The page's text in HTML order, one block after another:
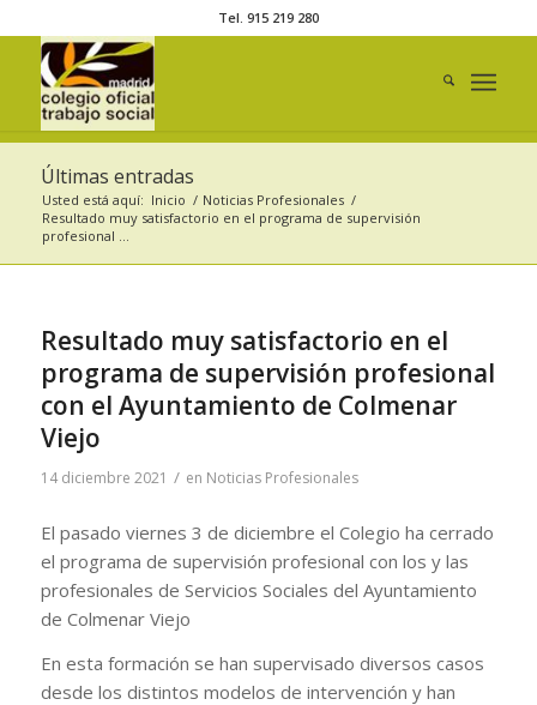
Tel. 915 219 280
Últimas entradas
Usted está aquí: Inicio / Noticias Profesionales /
Resultado muy satisfactorio en el programa de supervisión
profesional ...
Resultado muy satisfactorio en el
programa de supervisión profesional
con el Ayuntamiento de Colmenar
Viejo
14 diciembre 2021 / en Noticias Profesionales
El pasado viernes 3 de diciembre el Colegio ha cerrado
el programa de supervisión profesional con los y las
profesionales de Servicios Sociales del Ayuntamiento
de Colmenar Viejo
En esta formación se han supervisado diversos casos
desde los distintos modelos de intervención y han